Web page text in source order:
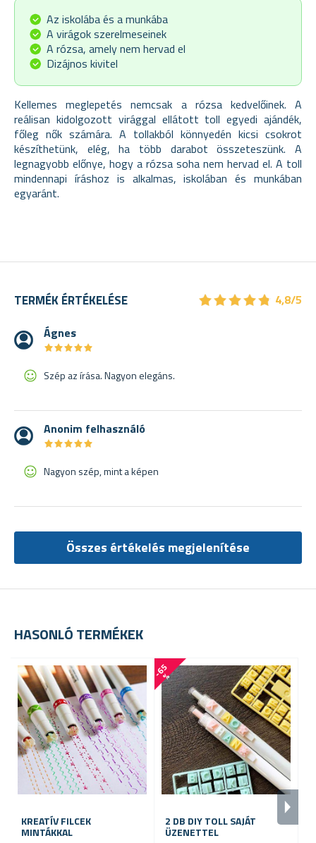
Az iskolába és a munkába
A virágok szerelmeseinek
A rózsa, amely nem hervad el
Dizájnos kivitel
Kellemes meglepetés nemcsak a rózsa kedvelőinek. A
reálisan kidolgozott virággal ellátott toll egyedi ajándék,
főleg nők számára. A tollakból könnyedén kicsi csokrot
készíthetünk, elég, ha több darabot összeteszünk. A
legnagyobb előnye, hogy a rózsa soha nem hervad el. A toll
mindennapi íráshoz is alkalmas, iskolában és munkában
egyaránt.
HASONLÓ TERMÉKEK
KREATÍV FILCEK
MINTÁKKAL
-
6
5
%
2 DB DIY TOLL SAJÁT
ÜZENETTEL
TERMÉK ÉRTÉKELÉSE ★★★★★
★★★★★ 4,8/5
Ágnes
★★★★★
★★★★★
Szép az írása. Nagyon elegáns.
Anonim felhasználó
★★★★★
★★★★★
Nagyon szép, mint a képen
Összes értékelés megjelenítése